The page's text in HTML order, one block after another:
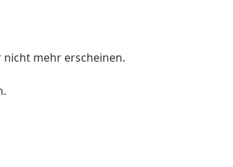
nicht mehr erscheinen.